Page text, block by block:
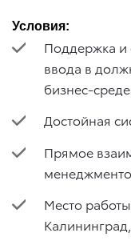
Условия:
Поддержка и
ввода в
бизнес-среде
Достойная
Прямое
Место